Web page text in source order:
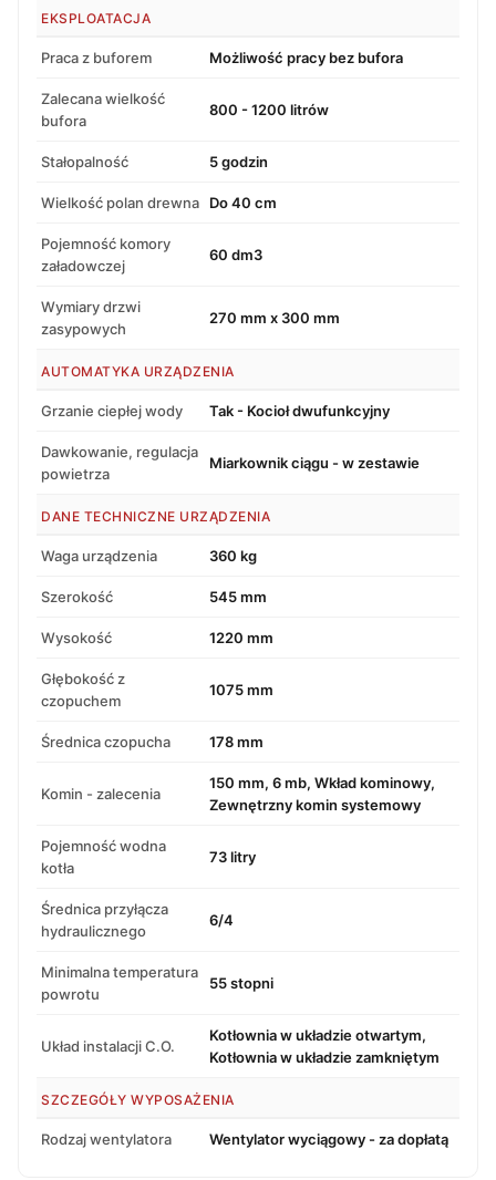
EKSPLOATACJA
Praca z buforem Możliwość pracy bez bufora
Zalecana wielkość
bufora
800 - 1200 litrów
Stałopalność 5 godzin
Wielkość polan drewna Do 40 cm
Pojemność komory
załadowczej
60 dm3
Wymiary drzwi
zasypowych
270 mm x 300 mm
AUTOMATYKA URZĄDZENIA
Grzanie ciepłej wody Tak - Kocioł dwufunkcyjny
Dawkowanie, regulacja
powietrza
Miarkownik ciągu - w zestawie
DANE TECHNICZNE URZĄDZENIA
Waga urządzenia 360 kg
Szerokość 545 mm
Wysokość 1220 mm
Głębokość z
czopuchem
1075 mm
Średnica czopucha 178 mm
Komin - zalecenia
150 mm, 6 mb, Wkład kominowy,
Zewnętrzny komin systemowy
Pojemność wodna
kotła
73 litry
Średnica przyłącza
hydraulicznego
6/4
Minimalna temperatura
powrotu
55 stopni
Układ instalacji C.O.
Kotłownia w układzie otwartym,
Kotłownia w układzie zamkniętym
SZCZEGÓŁY WYPOSAŻENIA
Rodzaj wentylatora Wentylator wyciągowy - za dopłatą